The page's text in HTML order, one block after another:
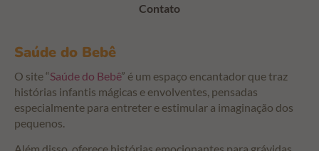
Saúde do Bebê
O site “Saúde do Bebê” é um espaço encantador que traz
histórias infantis mágicas e envolventes, pensadas
especialmente para entreter e estimular a imaginação dos
pequenos.
Contato